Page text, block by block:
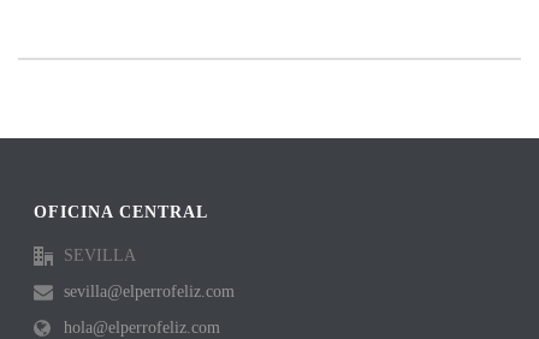
OFICINA CENTRAL
SEVILLA
sevilla@elperrofeliz.com
hola@elperrofeliz.com